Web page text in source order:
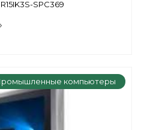
SPC369
компьютеры